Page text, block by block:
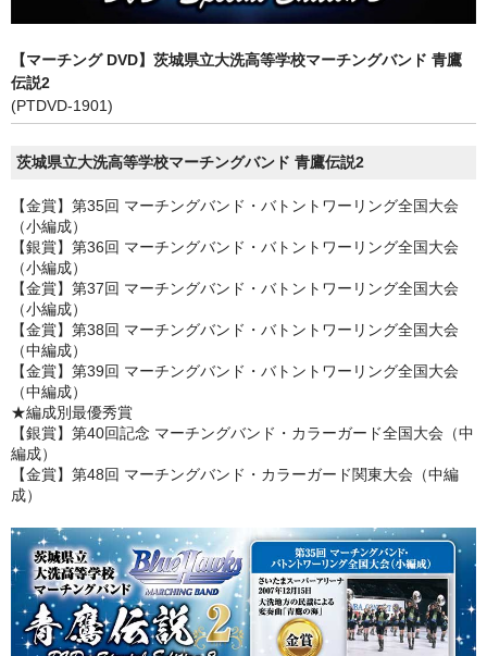
【マーチング DVD】茨城県立大洗高等学校マーチングバンド 青鷹
伝説2
(PTDVD-1901)
茨城県立大洗高等学校マーチングバンド 青鷹伝説2
【金賞】第35回 マーチングバンド・バトントワーリング全国大会
（小編成）
【銀賞】第36回 マーチングバンド・バトントワーリング全国大会
（小編成）
【金賞】第37回 マーチングバンド・バトントワーリング全国大会
（小編成）
【金賞】第38回 マーチングバンド・バトントワーリング全国大会
（中編成）
【金賞】第39回 マーチングバンド・バトントワーリング全国大会
（中編成）
★編成別最優秀賞
【銀賞】第40回記念 マーチングバンド・カラーガード全国大会（中
編成）
【金賞】第48回 マーチングバンド・カラーガード関東大会（中編
成）